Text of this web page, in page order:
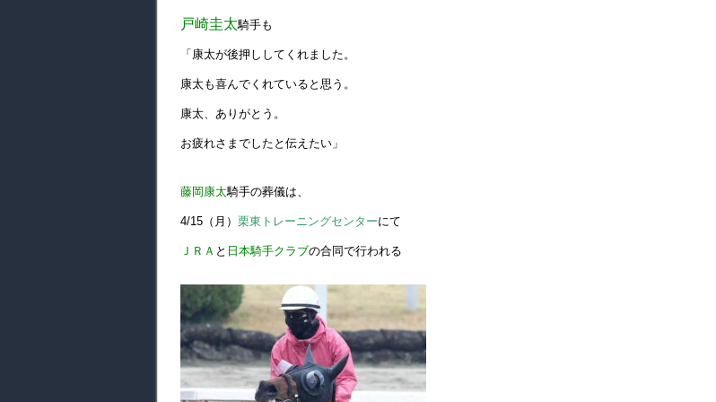
戸崎圭太騎手も
「康太が後押ししてくれました。
康太も喜んでくれていると思う。
康太、ありがとう。
お疲れさまでしたと伝えたい」
藤岡康太騎手の葬儀は、
4/15（月） 栗東トレーニングセンターにて
ＪＲＡ と 日本騎手クラブの合同で行われる